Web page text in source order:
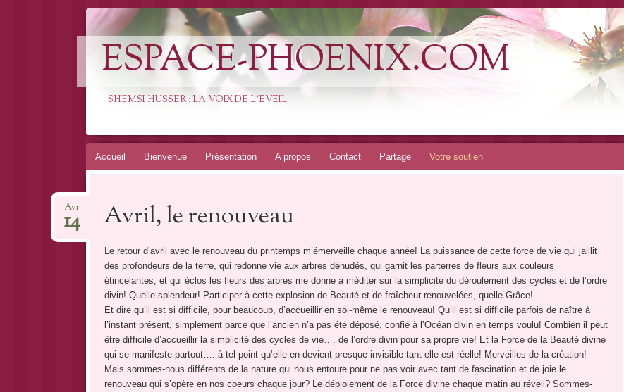
ESPACE-PHOENIX.COM
SHEMSI HUSSER : LA VOIX DE L'EVEIL
Aller
Accueil Bienvenue Présentation A propos Contact Partage Votre soutien
Avril, le renouveau
Avr
14
Le retour d’avril avec le renouveau du printemps m’émerveille chaque année! La puissance de cette force de vie qui jaillit
des profondeurs de la terre, qui redonne vie aux arbres dénudés, qui garnit les parterres de fleurs aux couleurs
étincelantes, et qui éclos les fleurs des arbres me donne à méditer sur la simplicité du déroulement des cycles et de l’ordre
divin! Quelle splendeur! Participer à cette explosion de Beauté et de fraîcheur renouvelées, quelle Grâce!
Et dire qu’il est si difficile, pour beaucoup, d’accueillir en soi-même le renouveau! Qu’il est si difficile parfois de naître à
l’instant présent, simplement parce que l’ancien n’a pas été déposé, confié à l’Océan divin en temps voulu! Combien il peut
être difficile d’accueillir la simplicité des cycles de vie…. de l’ordre divin pour sa propre vie! Et la Force de la Beauté divine
qui se manifeste partout…. à tel point qu’elle en devient presque invisible tant elle est réelle! Merveilles de la création!
Mais sommes-nous différents de la nature qui nous entoure pour ne pas voir avec tant de fascination et de joie le
renouveau qui s’opère en nos coeurs chaque jour? Le déploiement de la Force divine chaque matin au réveil? Sommes-